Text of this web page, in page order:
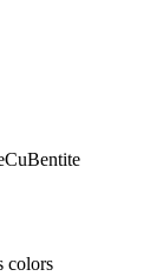
colors